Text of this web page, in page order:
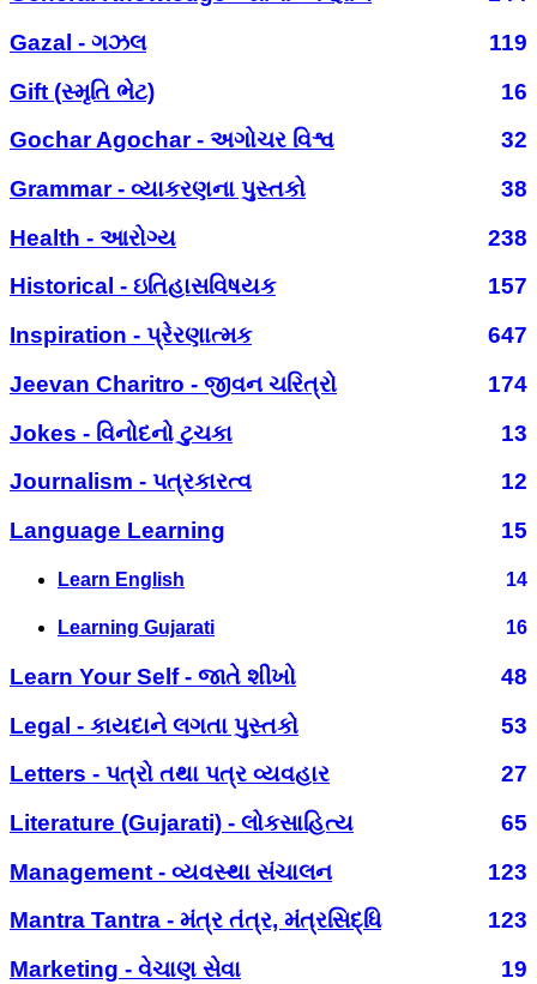
Gazal - ગઝલ
119
Gift (સ્મૃતિ ભેટ)
16
Gochar Agochar - અગોચર વિશ્વ
32
Grammar - વ્યાકરણના પુસ્તકો
38
Health - આરોગ્ય
238
Historical - ઇતિહાસવિષયક
157
Inspiration - પ્રેરણાત્મક
647
Jeevan Charitro - જીવન ચરિત્રો
174
Jokes - વિનોદનો ટુચકા
13
Journalism - પત્રકારત્વ
12
Language Learning
15
Learn English 14
Learning Gujarati 16
Learn Your Self - જાતે શીખો
48
Legal - કાયદાને લગતા પુસ્તકો
53
Letters - પત્રો તથા પત્ર વ્યવહાર
27
Literature (Gujarati) - લોકસાહિત્ય
65
Management - વ્યવસ્થા સંચાલન
123
Mantra Tantra - મંત્ર તંત્ર, મંત્રસિદ્ધિ
123
Marketing - વેચાણ સેવા
19